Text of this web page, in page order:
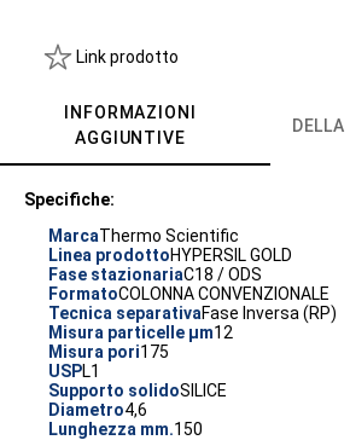
Link prodotto
INFORMAZIONI
AGGIUNTIVE
Specifiche:
MarcaThermo Scientific
Linea prodottoHYPERSIL GOLD
Fase stazionariaC18 / ODS
FormatoCOLONNA CONVENZIONALE
Tecnica separativaFase Inversa (RP)
Misura particelle µm12
Misura pori175
USPL1
Supporto solidoSILICE
Diametro4,6
Lunghezza mm.150